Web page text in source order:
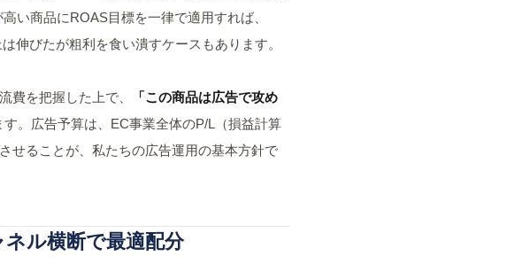
い商品にROAS目標を一律で適用すれば、
伸びたが粗利を食い潰すケースもあります。
費を把握した上で、
「この商品は広告で攻め
す。広告予算は、EC事業全体のP/L（損益計算
せることが、私たちの広告運用の基本方針で
ル横断で最適配分